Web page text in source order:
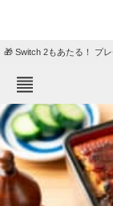
🎁 Switch 2もあたる！ プ
ねとらぼメニュー
TOP
エンタメ
グルメ